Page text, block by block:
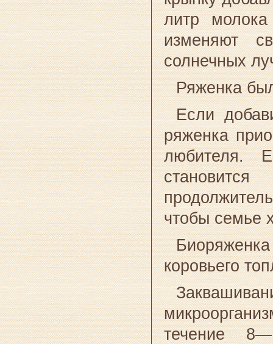
литр
изменяют
солнечных
Ряженка
Если
ряженка
любителя.
чтобы семье
коровьего
течение